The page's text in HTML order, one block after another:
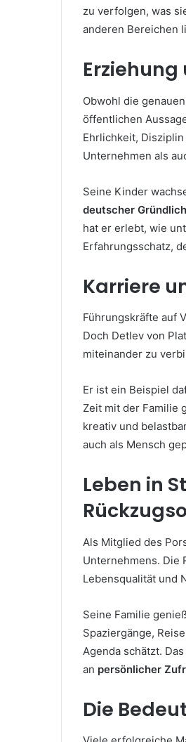
zu verfolgen, was
anderen Bereichen
Obwohl die
öffentlichen
Ehrlichkeit,
Unternehmen als
Seine Kinder
deutscher
hat er erlebt, wie
Erfahrungsschatz,
Karriere
Führungskräfte auf
Doch Detlev von
miteinander zu
Er ist ein Beispiel
Zeit mit der Familie
kreativ und
auch als Mensch
Leben in
Als Mitglied des
Unternehmens. Die
Lebensqualität und
Seine Familie
Spaziergänge,
Agenda schätzt.
an persönlicher
Die